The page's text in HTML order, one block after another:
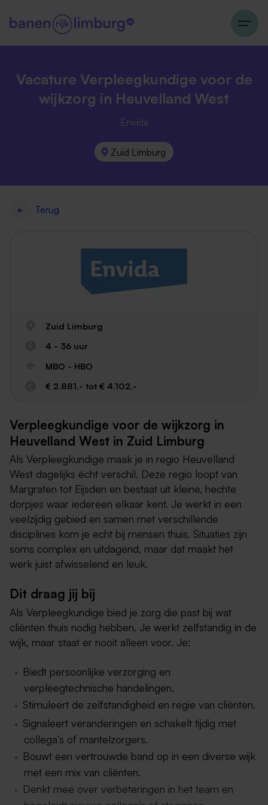
Vacature Verpleegkundige voor de
wijkzorg in Heuvelland West
Envida
Zuid Limburg
Terug
Zuid Limburg
4 - 36 uur
MBO - HBO
€ 2.881,- tot € 4.102,-
Verpleegkundige voor de wijkzorg in
Heuvelland West in Zuid Limburg
Als Verpleegkundige maak je in regio Heuvelland
West dagelijks écht verschil. Deze regio loopt van
Margraten tot Eijsden en bestaat uit kleine, hechte
dorpjes waar iedereen elkaar kent. Je werkt in een
veelzijdig gebied en samen met verschillende
disciplines kom je echt bij mensen thuis. Situaties zijn
soms complex en uitdagend, maar dat maakt het
werk juist afwisselend en leuk.
Dit draag jij bij
Als Verpleegkundige bied je zorg die past bij wat
cliënten thuis nodig hebben. Je werkt zelfstandig in de
wijk, maar staat er nooit alleen voor. Je:
Biedt persoonlijke verzorging en
verpleegtechnische handelingen.
Stimuleert de zelfstandigheid en regie van cliënten.
Signaleert veranderingen en schakelt tijdig met
collega’s of mantelzorgers.
Bouwt een vertrouwde band op in een diverse wijk
met een mix van cliënten.
Denkt mee over verbeteringen in het team en